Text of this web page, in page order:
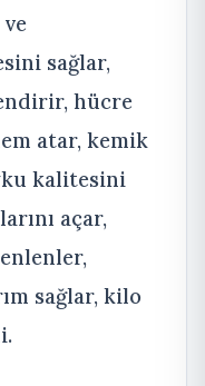
sağlar,
hücre
atar, kemik
kalitesini
açar,
sağlar, kilo